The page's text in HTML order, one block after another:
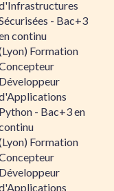
- Bac+3
continu
Formation
Développeur
Python - Bac+3 en
Formation
Développeur